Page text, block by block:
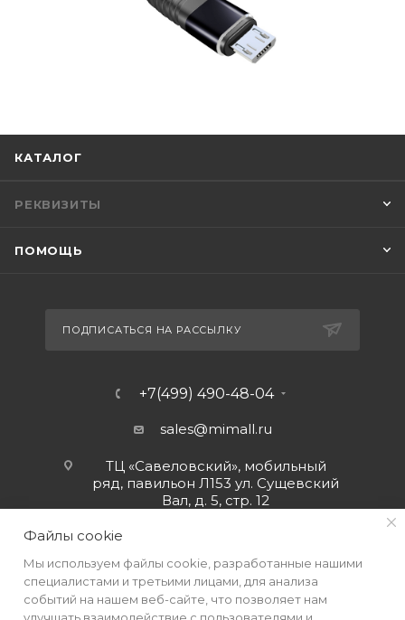
КАТАЛОГ
РЕКВИЗИТЫ
ПОМОЩЬ
ПОДПИСАТЬСЯ НА РАССЫЛКУ
+7(499) 490-48-04
sales@mimall.ru
ТЦ «Савеловский», мобильный
ряд, павильон Л153 ул. Сущевский
Вал, д. 5, стр. 12
Файлы cookie
Мы используем файлы cookie, разработанные нашими
специалистами и третьими лицами, для анализа
событий на нашем веб-сайте, что позволяет нам